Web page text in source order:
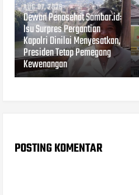
AUG 07, 2026
Dewan Penasehat Sambar.id:
Isu Surpres Pergantian
Kapolri Dinilai Menyesatkan,
Presiden Tetap Pemegang
Kewenangan
POSTING KOMENTAR